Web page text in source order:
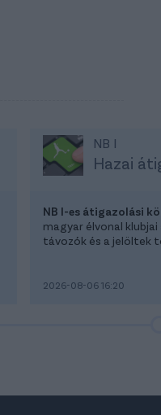
NB I
Hazai
NB I-es átigazolási
magyar élvonal klubjai
távozók és a jelöltek
2026-08-06 16:20